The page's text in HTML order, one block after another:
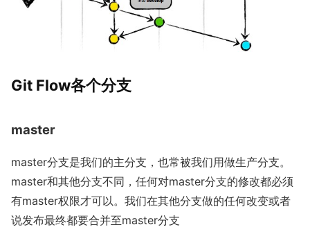
Git Flow各个分支
master
master分支是我们的主分支，也常被我们用做生产分支。
master和其他分支不同，任何对master分支的修改都必须
有master权限才可以。我们在其他分支做的任何改变或者
说发布最终都要合并至master分支